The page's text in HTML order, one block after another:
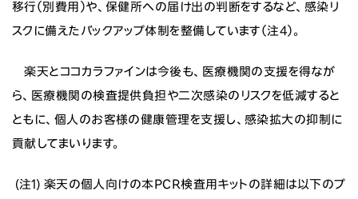
移行（別費用）や、保健所への届け出の判断をするなど、感染リ
スクに備えたバックアップ体制を整備しています（注4）。
楽天とココカラファインは今後も、医療機関の支援を得なが
ら、医療機関の検査提供負担や二次感染のリスクを低減すると
ともに、個人のお客様の健康管理を支援し、感染拡大の抑制に
貢献してまいります。
(注1) 楽天の個人向けの本PCR検査用キットの詳細は以下のプ